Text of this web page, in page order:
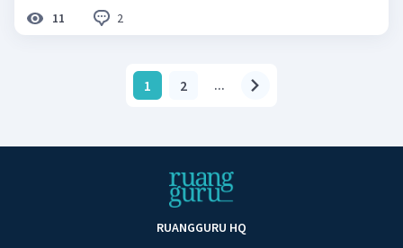
11 2
1 2 ...
RUANGGURU HQ